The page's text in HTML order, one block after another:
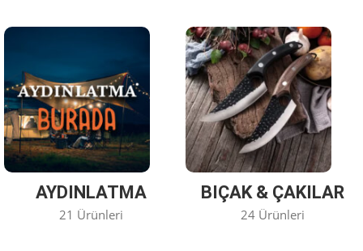
Keşfet
AYDINLATMA
21 Ürünleri
BIÇAK & ÇAKILAR
24 Ürünleri